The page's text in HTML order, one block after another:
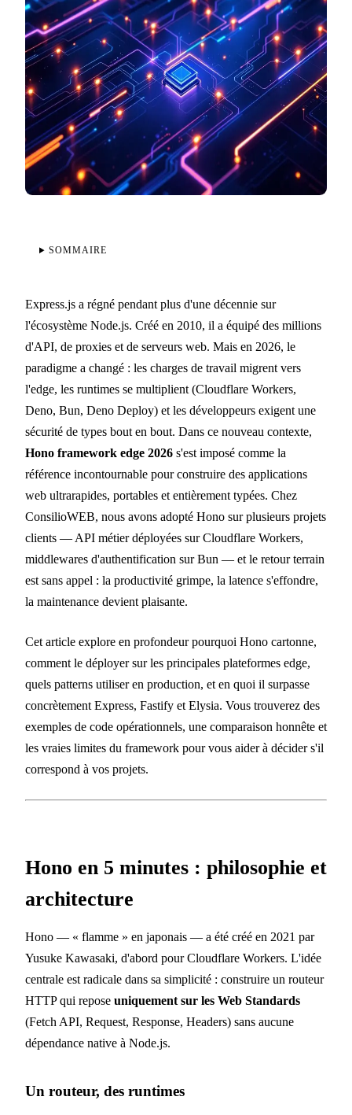
SOMMAIRE
Express.js a régné pendant plus d'une décennie sur
l'écosystème Node.js. Créé en 2010, il a équipé des millions
d'API, de proxies et de serveurs web. Mais en 2026, le
paradigme a changé : les charges de travail migrent vers
l'edge, les runtimes se multiplient (Cloudflare Workers,
Deno, Bun, Deno Deploy) et les développeurs exigent une
sécurité de types bout en bout. Dans ce nouveau contexte,
Hono framework edge 2026 s'est imposé comme la
référence incontournable pour construire des applications
web ultrarapides, portables et entièrement typées. Chez
ConsilioWEB, nous avons adopté Hono sur plusieurs projets
clients — API métier déployées sur Cloudflare Workers,
middlewares d'authentification sur Bun — et le retour terrain
est sans appel : la productivité grimpe, la latence s'effondre,
la maintenance devient plaisante.
Cet article explore en profondeur pourquoi Hono cartonne,
comment le déployer sur les principales plateformes edge,
quels patterns utiliser en production, et en quoi il surpasse
concrètement Express, Fastify et Elysia. Vous trouverez des
exemples de code opérationnels, une comparaison honnête et
les vraies limites du framework pour vous aider à décider s'il
correspond à vos projets.
Hono en 5 minutes : philosophie et
architecture
Hono — « flamme » en japonais — a été créé en 2021 par
Yusuke Kawasaki, d'abord pour Cloudflare Workers. L'idée
centrale est radicale dans sa simplicité : construire un routeur
HTTP qui repose uniquement sur les Web Standards
(Fetch API, Request, Response, Headers) sans aucune
dépendance native à Node.js.
Un routeur, des runtimes